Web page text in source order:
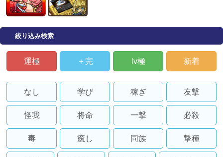
絞り込み検索
運極 ＋完 lv極 新着
なし 学び 稼ぎ 友撃
怪我 将命 一撃 必殺
毒 癒し 同族 撃種